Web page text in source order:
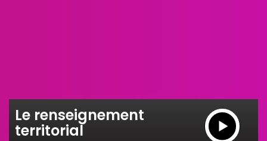
Le renseignement
territorial